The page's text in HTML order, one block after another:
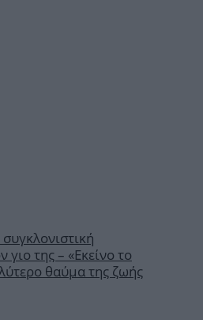
γιο της – «Εκείνο το
θαύμα της ζωής